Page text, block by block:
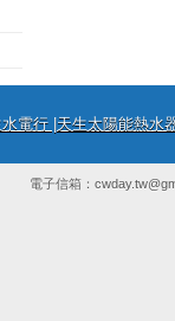
電行 |天生太陽能熱水
電子信箱：